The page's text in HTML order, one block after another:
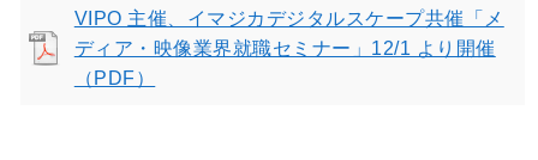
VIPO 主催、イマジカデジタルスケープ共催「メ
ディア・映像業界就職セミナー」12/1 より開催
（PDF）